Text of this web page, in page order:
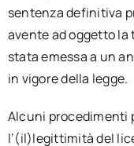
sentenza definitiva
avente ad oggetto
stata emessa a un
in vigore della legge.
Alcuni procedimenti
l’(il)legittimità del